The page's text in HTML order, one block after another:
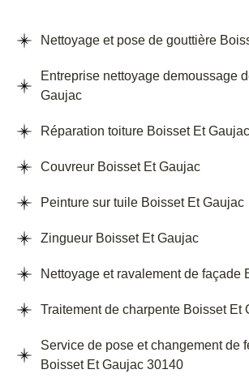
Nettoyage et pose de gouttière
Entreprise nettoyage demoussage
Gaujac
Réparation toiture Boisset Et Gaujac
Couvreur Boisset Et Gaujac
Peinture sur tuile Boisset Et Gaujac
Zingueur Boisset Et Gaujac
Nettoyage et ravalement de façade
Traitement de charpente Boisset Et
Service de pose et changement de
Boisset Et Gaujac 30140